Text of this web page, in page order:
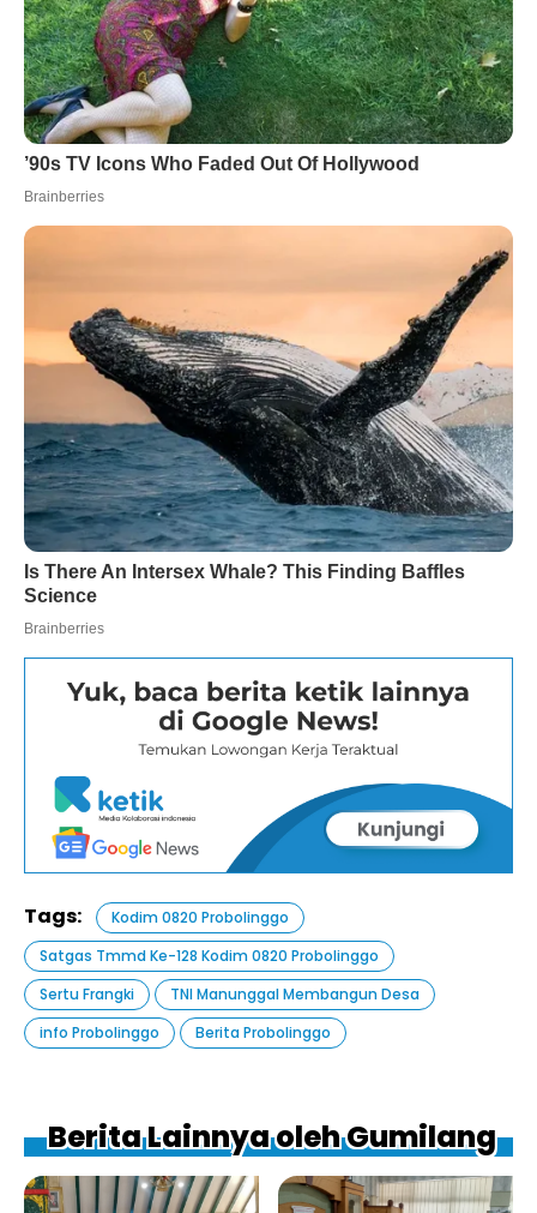
Tags:
Kodim 0820 Probolinggo
Satgas Tmmd Ke-128 Kodim 0820 Probolinggo
Sertu Frangki
TNI Manunggal Membangun Desa
info Probolinggo
Berita Probolinggo
Berita Lainnya oleh Gumilang